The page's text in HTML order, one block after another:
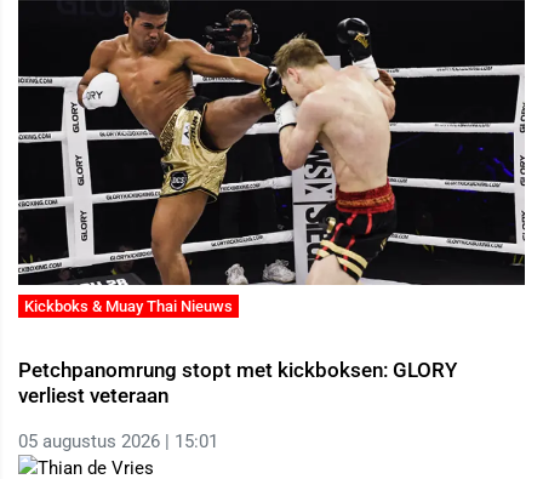
Kickboks & Muay Thai Nieuws
Petchpanomrung stopt met kickboksen: GLORY
verliest veteraan
05 augustus 2026 | 15:01